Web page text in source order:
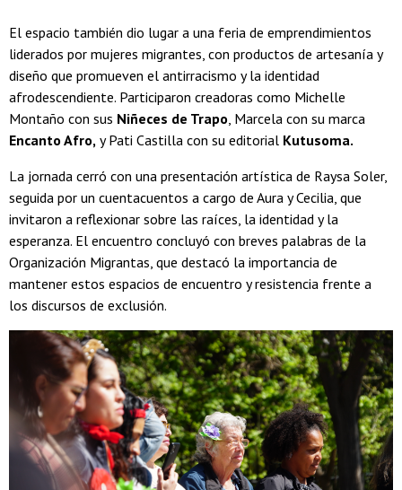
El espacio también dio lugar a una feria de emprendimientos
liderados por mujeres migrantes, con productos de artesanía y
diseño que promueven el antirracismo y la identidad
afrodescendiente. Participaron creadoras como Michelle
Montaño con sus Niñeces de Trapo, Marcela con su marca
Encanto Afro, y Pati Castilla con su editorial Kutusoma.
La jornada cerró con una presentación artística de Raysa Soler,
seguida por un cuentacuentos a cargo de Aura y Cecilia, que
invitaron a reflexionar sobre las raíces, la identidad y la
esperanza. El encuentro concluyó con breves palabras de la
Organización Migrantas, que destacó la importancia de
mantener estos espacios de encuentro y resistencia frente a
los discursos de exclusión.